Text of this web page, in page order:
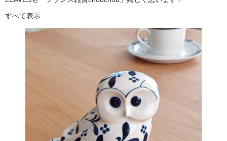
すべて表示